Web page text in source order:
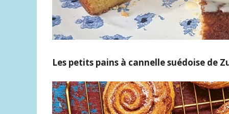
Les petits pains à cannelle suédoise de